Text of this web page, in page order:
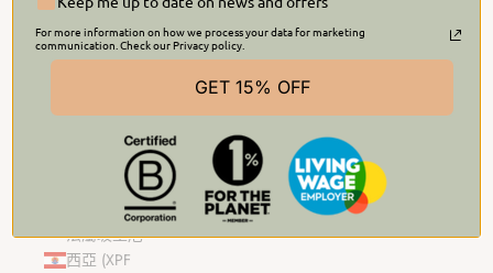
ر.س)
法國 (EUR
地 (EUR €)
法屬圭亞那
法屬玻里尼
西亞 (XPF
For more information on how we process your data for marketing
communication. Check our Privacy policy.
GET 15% OFF